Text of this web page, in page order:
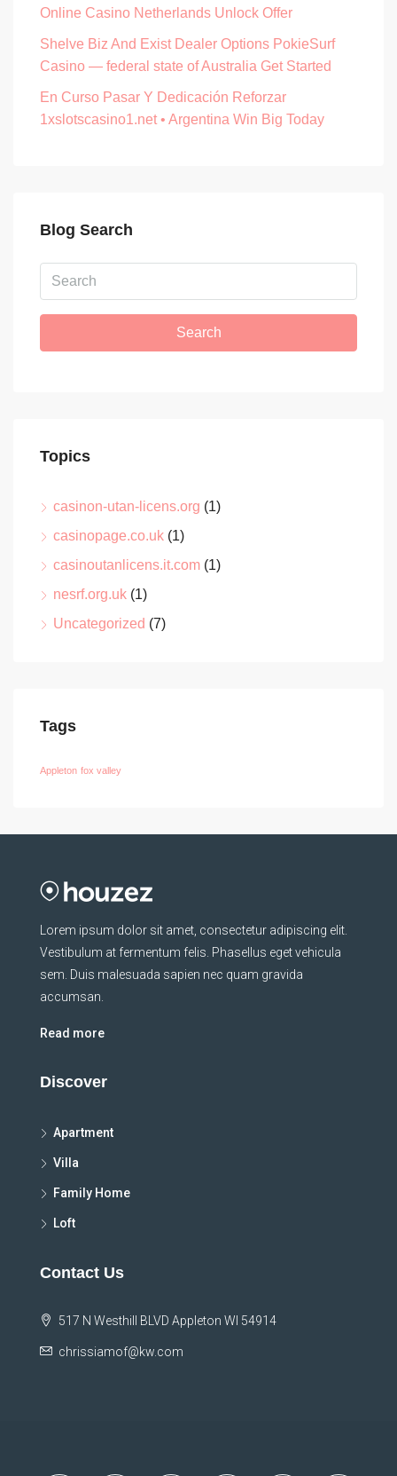
Online Casino Netherlands Unlock Offer
Shelve Biz And Exist Dealer Options PokieSurf
Casino — federal state of Australia Get Started
En Curso Pasar Y Dedicación Reforzar
1xslotscasino1.net • Argentina Win Big Today
Blog Search
Search
Topics
casinon-utan-licens.org (1)
casinopage.co.uk (1)
casinoutanlicens.it.com (1)
nesrf.org.uk (1)
Uncategorized (7)
Tags
Appleton fox valley
Lorem ipsum dolor sit amet, consectetur adipiscing elit.
Vestibulum at fermentum felis. Phasellus eget vehicula
sem. Duis malesuada sapien nec quam gravida
accumsan.
Read more
Discover
Apartment
Villa
Family Home
Loft
Contact Us
517 N Westhill BLVD Appleton WI 54914
chrissiamof@kw.com